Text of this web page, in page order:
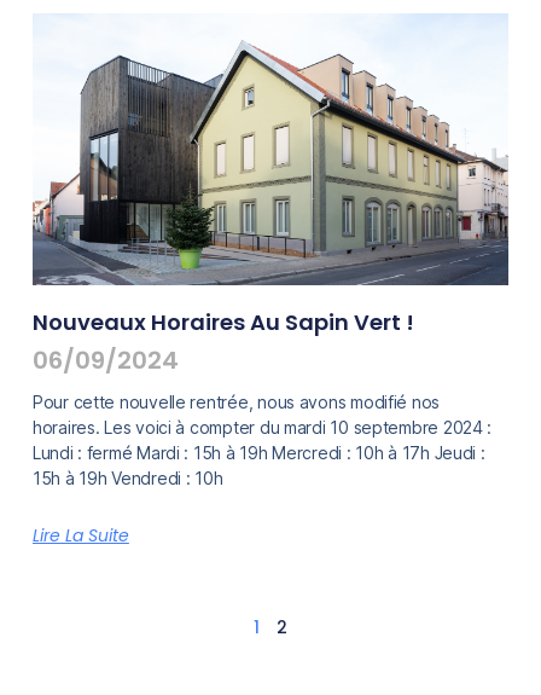
Nouveaux Horaires Au Sapin Vert !
06/09/2024
Pour cette nouvelle rentrée, nous avons modifié nos
horaires. Les voici à compter du mardi 10 septembre 2024 :
Lundi : fermé Mardi : 15h à 19h Mercredi : 10h à 17h Jeudi :
15h à 19h Vendredi : 10h
Lire La Suite
1 2